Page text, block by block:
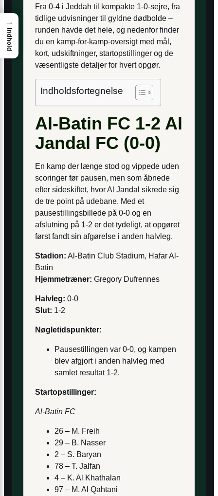
Fra 0-4 i Jeddah til kompakte 1-0-sejre, fra
tidlige udvisninger til gyldne dødbolde –
runden havde det hele, og nedenfor finder
du en kamp-for-kamp-oversigt med mål,
kort, udskiftninger, startopstillinger og de
væsentligste detaljer for hvert opgør.
Indholdsfortegnelse
Al-Batin FC 1-2 Al
Jandal FC (0-0)
En kamp der længe stod og vippede uden
scoringer før pausen, men som åbnede
efter sideskiftet, hvor Al Jandal sikrede sig
de tre point på udebane. Med et
pausestillingsbillede på 0-0 og en
afslutning på 1-2 er det tydeligt, at opgøret
først fandt sin afgørelse i anden halvleg.
Stadion: Al-Batin Club Stadium, Hafar Al-
Batin
Hjemmetræner: Gregory Dufrennes
Halvleg: 0-0
Slut: 1-2
Nøgletidspunkter:
Pausestillingen var 0-0, og kampen
blev afgjort i anden halvleg med
samlet resultat 1-2.
Startopstillinger:
Al-Batin FC
26 – M. Freih
29 – B. Nasser
2 – S. Baryan
78 – T. Jalfan
4 – K. Al Khathalan
97 – M. Al Qahtani
→
Indhold